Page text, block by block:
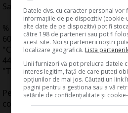
Sau in cazul unui bon fiscal:
% =
6022 "Avansuri de
"Cheltuieli privind combustibilul"
4426
"TVA deductibila"
Pentru cheltuieli deductibile cu
conform Codului fiscal actualizat
Datele dvs. cu caracter personal vor
informațiile de pe dispozitiv
alte date de pe dispozitiv) pot fi
către 198 de parteneri sau pot fi
acest site. Noi și partenerii noștri
localizare geografică. Lista
Unii furnizori vă pot prelucra datele
interes legitim, față de care puteți
opțiunilor de mai jos. Căutați un link
pagini pentru a gestiona sau a vă
setările de confidențialitate și